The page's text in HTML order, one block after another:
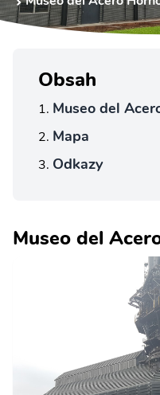
Obsah
Museo del
Mapa
Odkazy
Museo del